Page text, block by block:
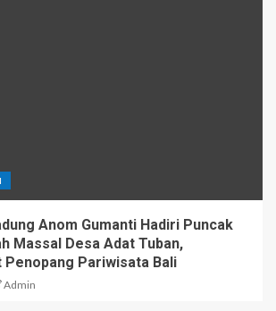
Anom Gumanti Hadiri Puncak
Massal Desa Adat Tuban,
Penopang Pariwisata Bali
Admin